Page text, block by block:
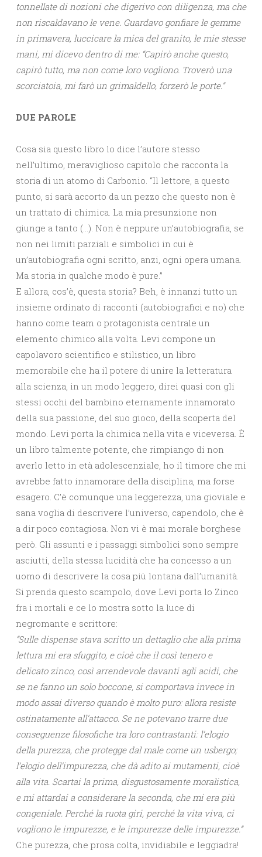
tonnellate di nozioni che digerivo con diligenza, ma che
non riscaldavano le vene. Guardavo gonfiare le gemme
in primavera, luccicare la mica del granito, le mie stesse
mani, mi dicevo dentro di me: “Capirò anche questo,
capirò tutto, ma non come loro vogliono. Troverò una
scorciatoia, mi farò un grimaldello, forzerò le porte.”
DUE PAROLE
Cosa sia questo libro lo dice l’autore stesso
nell’ultimo, meraviglioso capitolo che racconta la
storia di un atomo di Carbonio. “Il lettore, a questo
punto, si sarà accorto da un pezzo che questo non è
un trattato di chimica. La mia presunzione non
giunge a tanto (…). Non è neppure un’autobiografia, se
non nei limiti parziali e simbolici in cui è
un’autobiografia ogni scritto, anzi, ogni opera umana.
Ma storia in qualche modo è pure.”
E allora, cos’è, questa storia? Beh, è innanzi tutto un
insieme ordinato di racconti (autobiografici e no) che
hanno come team o protagonista centrale un
elemento chimico alla volta. Levi compone un
capolavoro scientifico e stilistico, un libro
memorabile che ha il potere di unire la letteratura
alla scienza, in un modo leggero, direi quasi con gli
stessi occhi del bambino eternamente innamorato
della sua passione, del suo gioco, della scoperta del
mondo. Levi porta la chimica nella vita e viceversa. È
un libro talmente potente, che rimpiango di non
averlo letto in età adolescenziale, ho il timore che mi
avrebbe fatto innamorare della disciplina, ma forse
esagero. C’è comunque una leggerezza, una gioviale e
sana voglia di descrivere l’universo, capendolo, che è
a dir poco contagiosa. Non vi è mai morale borghese
però. Gli assunti e i passaggi simbolici sono sempre
asciutti, della stessa lucidità che ha concesso a un
uomo di descrivere la cosa più lontana dall’umanità.
Si prenda questo scampolo, dove Levi porta lo Zinco
fra i mortali e ce lo mostra sotto la luce di
negromante e scrittore:
“Sulle dispense stava scritto un dettaglio che alla prima
lettura mi era sfuggito, e cioè che il così tenero e
delicato zinco, così arrendevole davanti agli acidi, che
se ne fanno un solo boccone, si comportava invece in
modo assai diverso quando è molto puro: allora resiste
ostinatamente all’attacco. Se ne potevano trarre due
conseguenze filosofiche tra loro contrastanti: l’elogio
della purezza, che protegge dal male come un usbergo;
l’elogio dell’impurezza, che dà adito ai mutamenti, cioè
alla vita. Scartai la prima, disgustosamente moralistica,
e mi attardai a considerare la seconda, che mi era più
congeniale. Perché la ruota giri, perché la vita viva, ci
vogliono le impurezze, e le impurezze delle impurezze.”
Che purezza, che prosa colta, invidiabile e leggiadra!